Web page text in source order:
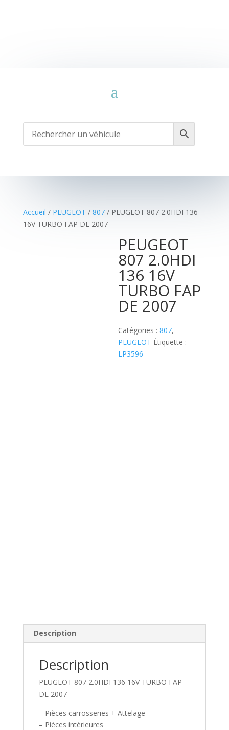
Accueil / PEUGEOT / 807/ PEUGEOT 807 2.0HDI 136
16V TURBO FAP DE 2007
PEUGEOT
807 2.0HDI
136 16V
TURBO FAP
DE 2007
Catégories :807,
PEUGEOT Étiquette :
LP3596
Description
Description
PEUGEOT 807 2.0HDI 136 16V TURBO FAP
DE 2007
– Pièces carrosseries + Attelage
– Pièces intérieures